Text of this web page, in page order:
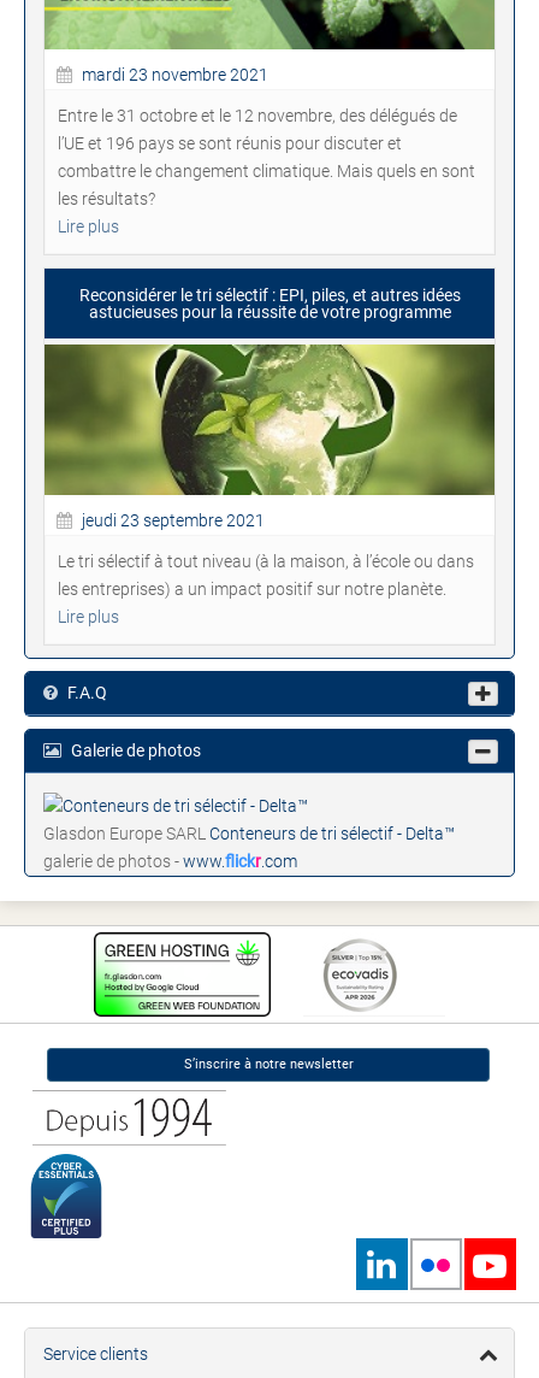
mardi 23 novembre 2021
Entre le 31 octobre et le 12 novembre, des délégués de
l’UE et 196 pays se sont réunis pour discuter et
combattre le changement climatique. Mais quels en sont
les résultats?
Lire plus
Reconsidérer le tri sélectif : EPI, piles, et autres idées
astucieuses pour la réussite de votre programme
jeudi 23 septembre 2021
Le tri sélectif à tout niveau (à la maison, à l’école ou dans
les entreprises) a un impact positif sur notre planète.
Lire plus
F.A.Q
Galerie de photos
Glasdon Europe SARL Conteneurs de tri sélectif - Delta™
galerie de photos -www.flickr.com
S’inscrire à notre newsletter
Service clients